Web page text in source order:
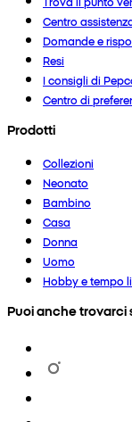
Centro
Domande e
Resi
I consigli di
Centro di
Prodotti
Collezioni
Neonato
Bambino
Casa
Donna
Uomo
Hobby e tempo
Puoi anche trovarci